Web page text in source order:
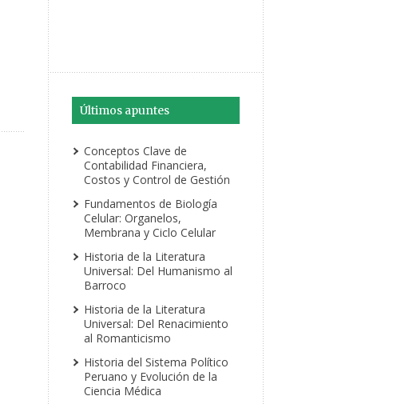
Últimos apuntes
Conceptos Clave de
Contabilidad Financiera,
Costos y Control de Gestión
Fundamentos de Biología
Celular: Organelos,
Membrana y Ciclo Celular
Historia de la Literatura
Universal: Del Humanismo al
Barroco
Historia de la Literatura
Universal: Del Renacimiento
al Romanticismo
Historia del Sistema Político
Peruano y Evolución de la
Ciencia Médica